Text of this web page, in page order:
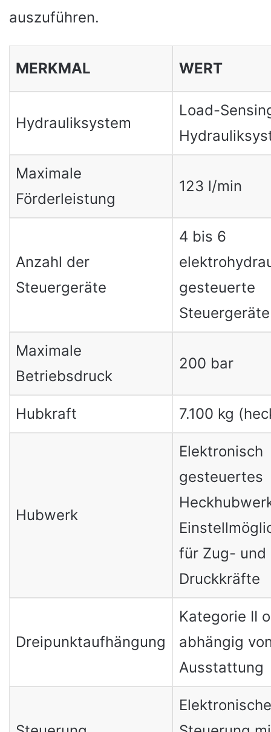
auszuführen.
MERKMAL WERT
Hydrauliksystem
Load-
Maximale
Förderleistung
123 l/min
Anzahl der
Steuergeräte
4 bis 6
gesteuerte
Steuergeräte
Maximale
Betriebsdruck
200 bar
Hubkraft 7.100 kg
Hubwerk
Elektronisch
gesteuertes
für Zug- und
Druckkräfte
Dreipunktaufhängung
Kategorie II
abhängig
Ausstattung
Elektronische